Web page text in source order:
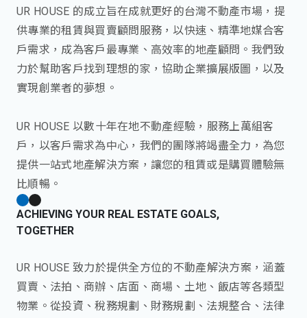
UR HOUSE 的成立旨在成就更好的台灣不動產市場，提
供專業的租賃與買賣顧問服務，以快速、精準地媒合客
戶需求，成為客戶最專業、高效率的地產顧問。我們致
力於幫助客戶找到理想的家，協助企業擴展版圖，以及
實現創業者的夢想。
UR HOUSE 以數十年在地不動產經驗，服務上萬組客
戶，以客戶需求為中心，我們的團隊將竭盡全力，為您
提供一站式地產解決方案，讓您的租賃或是購買體驗無
比順暢。
ACHIEVING YOUR REAL ESTATE GOALS,
TOGETHER
UR HOUSE 致力於提供全方位的不動產解決方案，涵蓋
買賣、法拍、商辦、店面、商場、土地、飯店等各類型
物業。從投資、稅務規劃、財務規劃、法規整合、法律